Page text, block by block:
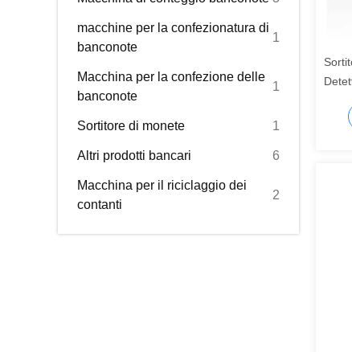
macchine per la confezionatura di
banconote
1
Macchina per la confezione delle
banconote
1
Sortitore di monete 1
Altri prodotti bancari 6
Macchina per il riciclaggio dei
contanti
2